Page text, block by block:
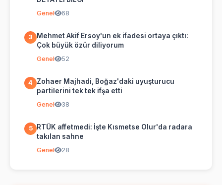
Genel 68
3
Mehmet Akif Ersoy'un ek ifadesi ortaya çıktı:
Çok büyük özür diliyorum
Genel 52
4
Zohaer Majhadi, Boğaz'daki uyuşturucu
partilerini tek tek ifşa etti
Genel 38
5
RTÜK affetmedi: İşte Kısmetse Olur'da radara
takılan sahne
Genel 28